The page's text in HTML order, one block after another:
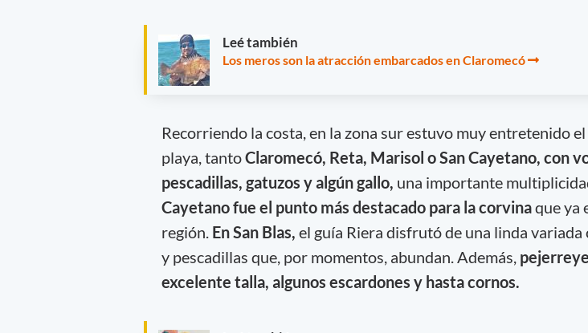
Leé también
Los meros son la atracción embarcados en Claromecó
Recorriendo la costa, en la zona sur estuvo muy entretenido
playa, tantoClaromecó, Reta, Marisol o San Cayetano, con
pescadillas, gatuzos y algún gallo, una importante
Cayetano fue el punto más destacado para la corvinaque ya
región. En San Blas, el guía Riera disfrutó de una linda variada
y pescadillas que, por momentos, abundan. Además,
excelente talla, algunos escardones y hasta cornos.